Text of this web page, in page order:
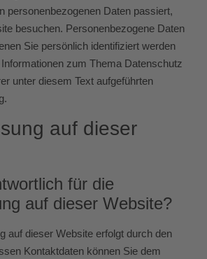
personenbezogenen Daten passiert,
besuchen. Personenbezogene Daten
Sie persönlich identifiziert werden
zum Thema Datenschutz
unter diesem Text aufgeführten
auf dieser
für die
auf dieser Website?
auf dieser Website erfolgt durch den
Kontaktdaten können Sie dem